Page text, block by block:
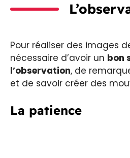
Pour réaliser des images
nécessaire d’avoir un bon
l’observation, de
et de savoir créer des
La patience